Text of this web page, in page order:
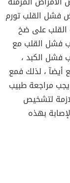
فشل القلب تورم
القلب على ضخ
فشل القلب مع
فشل الكبد ،
أيضآ ، لذلك فمع
مراجعة طبيب
لتشخيص
بهذه